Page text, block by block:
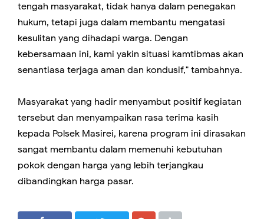
tengah masyarakat, tidak hanya dalam penegakan
hukum, tetapi juga dalam membantu mengatasi
kesulitan yang dihadapi warga. Dengan
kebersamaan ini, kami yakin situasi kamtibmas akan
senantiasa terjaga aman dan kondusif," tambahnya.
Masyarakat yang hadir menyambut positif kegiatan
tersebut dan menyampaikan rasa terima kasih
kepada Polsek Masirei, karena program ini dirasakan
sangat membantu dalam memenuhi kebutuhan
pokok dengan harga yang lebih terjangkau
dibandingkan harga pasar.